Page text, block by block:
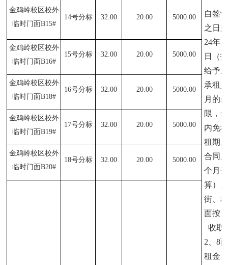
自签
之日
24年
日（
给予
承租
月的
限，
内免
租期
合同
个月
算）。
街、
面按
收取
2、8
租金）
金鸡岭校区校外
临时门面B15#
14号分标 32.00 20.00 5000.00
金鸡岭校区校外
临时门面B16#
15号分标 32.00 20.00 5000.00
金鸡岭校区校外
临时门面B18#
16号分标 32.00 20.00 5000.00
金鸡岭校区校外
临时门面B19#
17号分标 32.00 20.00 5000.00
金鸡岭校区校外
临时门面B20#
18号分标 32.00 20.00 5000.00